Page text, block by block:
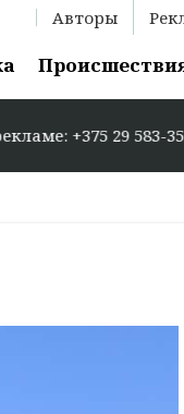
Авторы
35-86 // В